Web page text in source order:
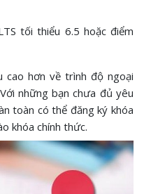
tối thiểu 6.5 hoặc điểm
cao hơn về trình độ ngoại
những bạn chưa đủ yêu
toàn có thể đăng ký khóa
khóa chính thức.